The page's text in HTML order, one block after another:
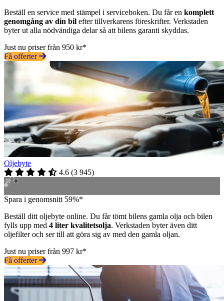
Beställ en service med stämpel i serviceboken. Du får en komplett
genomgång av din bil efter tillverkarens föreskrifter. Verkstaden
byter ut alla nödvändiga delar så att bilens garanti skyddas.
Just nu priser från 950 kr*
Få offerter
Oljebyte
4.6 (3 945)
Spara i genomsnitt 59%*
Beställ ditt oljebyte online. Du får tömt bilens gamla olja och bilen
fylls upp med 4 liter kvalitetsolja. Verkstaden byter även ditt
oljefilter och ser till att göra sig av med den gamla oljan.
Just nu priser från 997 kr*
Få offerter